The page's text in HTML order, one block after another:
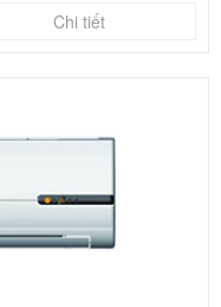
Chi tiết